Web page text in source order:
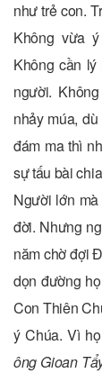
như trẻ con.
Không vừa
Không cần
người.
nhảy múa,
đám ma thì
sự tấu bài
Người lớn
đời. Nhưng
năm chờ đợi
dọn đường
Con Thiên
ý Chúa. Vì
ông Gioan